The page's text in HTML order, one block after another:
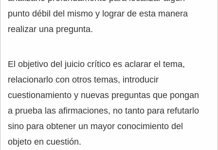
punto débil del mismo y lograr de esta manera
realizar una pregunta.
El objetivo del juicio crítico es aclarar el tema,
relacionarlo con otros temas, introducir
cuestionamiento y nuevas preguntas que pongan
a prueba las afirmaciones, no tanto para refutarlo
sino para obtener un mayor conocimiento del
objeto en cuestión.